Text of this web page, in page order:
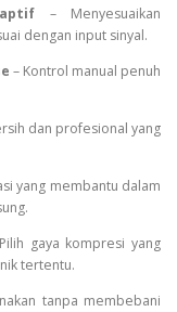
– Menyesuaikan
dengan input sinyal.
– Kontrol manual penuh
dan profesional yang
yang membantu dalam
gaya kompresi yang
tertentu.
tanpa membebani